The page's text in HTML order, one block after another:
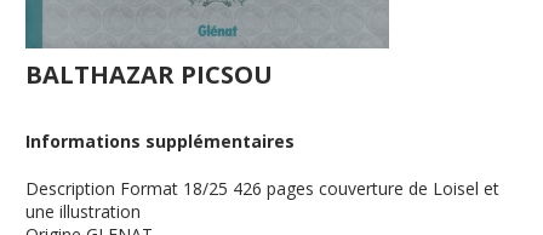
BALTHAZAR PICSOU
Informations supplémentaires
Description Format 18/25 426 pages couverture de Loisel et
une illustration